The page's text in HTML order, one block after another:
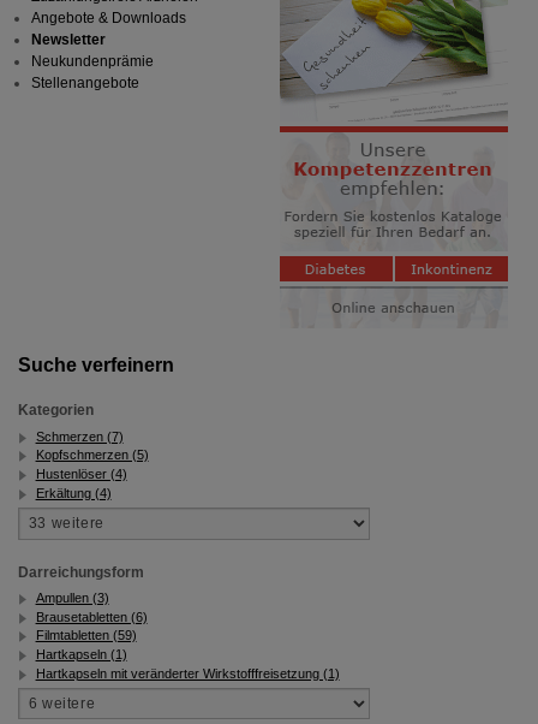
Suche verfeinern
Kategorien
Schmerzen (7)
Kopfschmerzen (5)
Hustenlöser (4)
Erkältung (4)
Darreichungsform
Ampullen (3)
Brausetabletten (6)
Filmtabletten (59)
Hartkapseln (1)
Hartkapseln mit veränderter Wirkstofffreisetzung (1)
Angebote & Downloads
Newsletter
Neukundenprämie
Stellenangebote